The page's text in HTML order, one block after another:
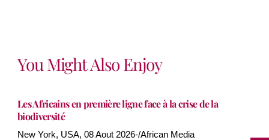
You Might Also Enjoy
Les Africains en première ligne face à la crise de la
biodiversité
New York, USA, 08 Aout 2026-/African Media